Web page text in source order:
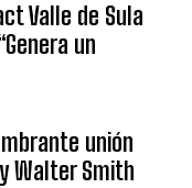
Valle de Sula
un
unión
Walter Smith